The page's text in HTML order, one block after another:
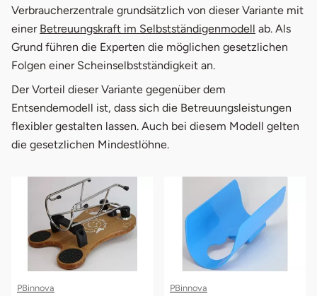
Verbraucherzentrale grundsätzlich von dieser Variante mit
einer Betreuungskraft im Selbstständigenmodell öffnet in
ab. Als
Grund führen die Experten die möglichen gesetzlichen
Folgen einer Scheinselbstständigkeit an.
Der Vorteil dieser Variante gegenüber dem
Entsendemodell ist, dass sich die Betreuungsleistungen
flexibler gestalten lassen. Auch bei diesem Modell gelten
die gesetzlichen Mindestlöhne.
PBinnova PBinnova